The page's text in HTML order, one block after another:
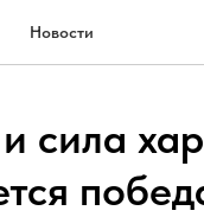
Новости
сила